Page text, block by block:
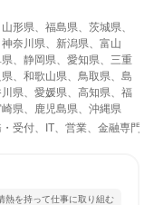
形県、福島県、茨城県、
奈川県、新潟県、富山
、静岡県、愛知県、三重
、和歌山県、鳥取県、島
県、愛媛県、高知県、福
県、鹿児島県、沖縄県
受付、IT、営業、金融専門
熱を持って仕事に取り組む